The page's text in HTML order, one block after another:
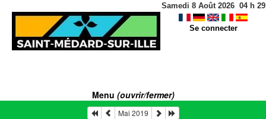
Samedi 8 Août 2026 04h 29
Se connecter
Menu (ouvrir/fermer)
Mai 2019